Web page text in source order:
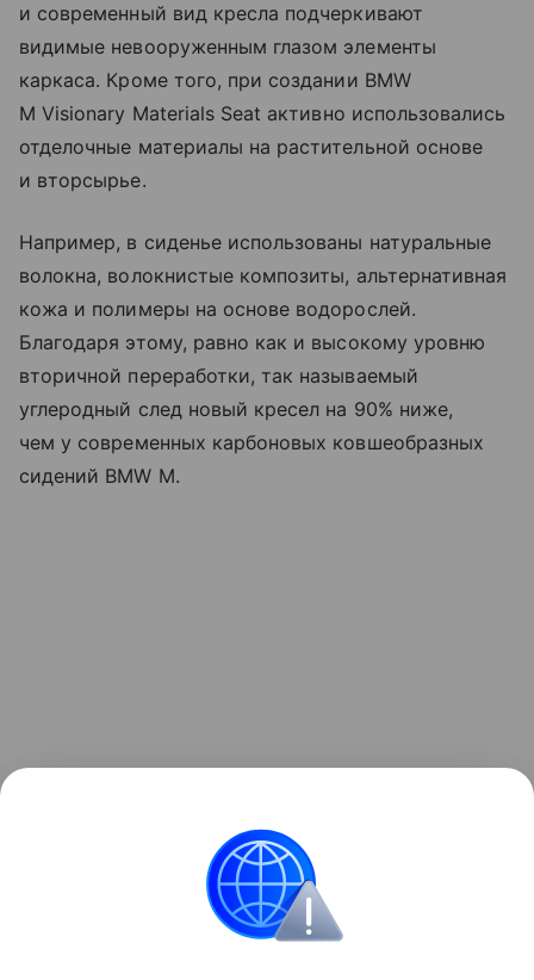
и современный вид кресла подчеркивают
видимые невооруженным глазом элементы
каркаса. Кроме того, при создании BMW
M Visionary Materials Seat активно использовались
отделочные материалы на растительной основе
и вторсырье.
Например, в сиденье использованы натуральные
волокна, волокнистые композиты, альтернативная
кожа и полимеры на основе водорослей.
Благодаря этому, равно как и высокому уровню
вторичной переработки, так называемый
углеродный след новый кресел на 90% ниже,
чем у современных карбоновых ковшеобразных
сидений BMW M.